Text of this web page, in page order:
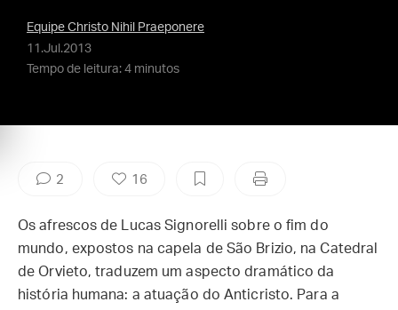
Equipe Christo Nihil Praeponere
11.Jul.2013
Tempo de leitura: 4 minutos
2 16
Os afrescos de Lucas Signorelli sobre o fim do
mundo, expostos na capela de São Brizio, na Catedral
de Orvieto, traduzem um aspecto dramático da
história humana: a atuação do Anticristo. Para a